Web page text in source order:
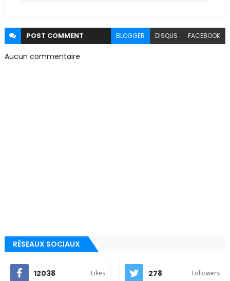
POST COMMENT BLOGGER DISQUS FACEBOOK
Aucun commentaire
RÉSEAUX SOCIAUX
12038 Likes 278 Followers